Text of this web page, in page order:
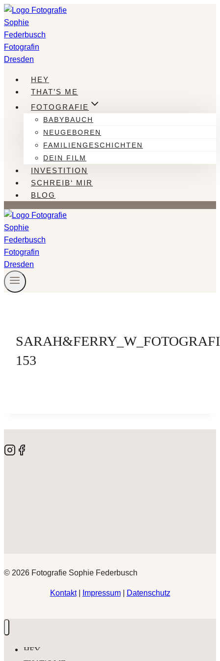
Zum
Inhalt
springen
HEY
THAT’S ME
FOTOGRAFIE
BABYBAUCH
NEUGEBOREN
FAMILIENGESCHICHTEN
DEIN FILM
INVESTITION
SCHREIB‘ MIR
BLOG
153
© 2026 Fotografie Sophie Federbusch
Kontakt| Impressum| Datenschutz
HEY